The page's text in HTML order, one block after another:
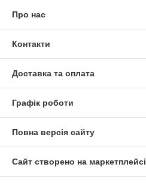
Про нас
Контакти
Доставка та оплата
Графік роботи
Повна версія сайту
Сайт створено на маркетплейсі